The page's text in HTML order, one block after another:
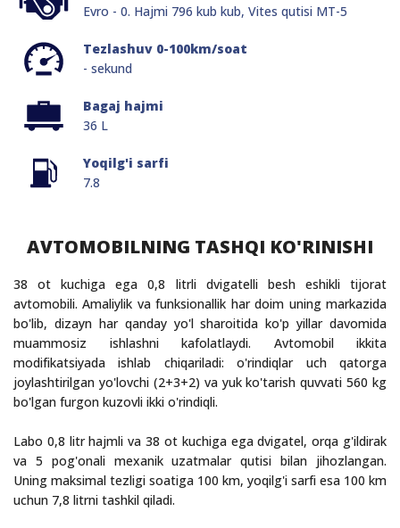
Evro - 0. Hajmi 796 kub kub, Vites qutisi MT-5
Tezlashuv 0-100km/soat
- sekund
Bagaj hajmi
36 L
Yoqilg'i sarfi
7.8
AVTOMOBILNING TASHQI KO'RINISHI
38 ot kuchiga ega 0,8 litrli dvigatelli besh eshikli tijorat
avtomobili. Amaliylik va funksionallik har doim uning markazida
bo'lib, dizayn har qanday yo'l sharoitida ko'p yillar davomida
muammosiz ishlashni kafolatlaydi. Avtomobil ikkita
modifikatsiyada ishlab chiqariladi: o'rindiqlar uch qatorga
joylashtirilgan yo'lovchi (2+3+2) va yuk ko'tarish quvvati 560 kg
bo'lgan furgon kuzovli ikki o'rindiqli.
Labo 0,8 litr hajmli va 38 ot kuchiga ega dvigatel, orqa g'ildirak
va 5 pog'onali mexanik uzatmalar qutisi bilan jihozlangan.
Uning maksimal tezligi soatiga 100 km, yoqilg'i sarfi esa 100 km
uchun 7,8 litrni tashkil qiladi.